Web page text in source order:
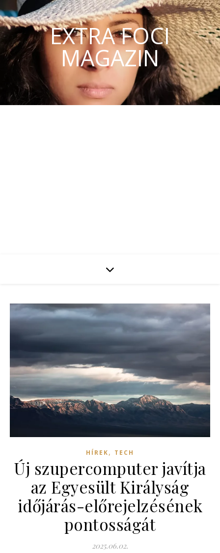
EXTRA FOCI
MAGAZIN
HÍREK, TECH
Új szupercomputer javítja
az Egyesült Királyság
időjárás-előrejelzésének
pontosságát
2025.06.02.